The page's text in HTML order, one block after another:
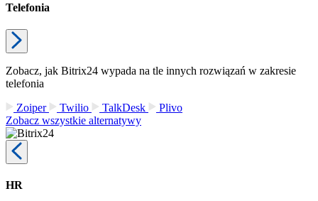
Telefonia
Zobacz, jak Bitrix24 wypada na tle innych rozwiązań w zakresie
telefonia
Zoiper
Twilio TalkDesk
Plivo
Zobacz wszystkie alternatywy
HR